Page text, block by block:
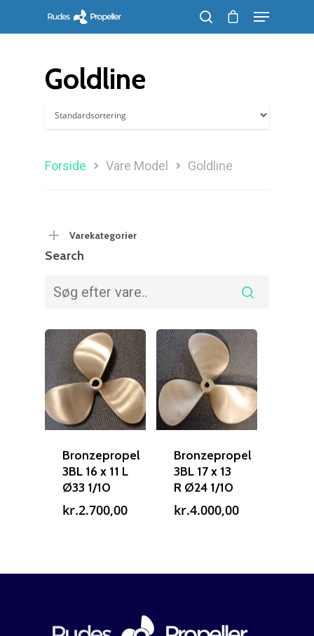
Søg efter et produkt, og tryk på enter
Goldline
Forside Vare Model Goldline
Varekategorier
Search
Bronzepropel
3BL 16 x 11 L
Ø33 1/10
kr.2.700,00
Bronzepropel
3BL 17 x 13
R Ø24 1/10
kr.4.000,00
Reparation